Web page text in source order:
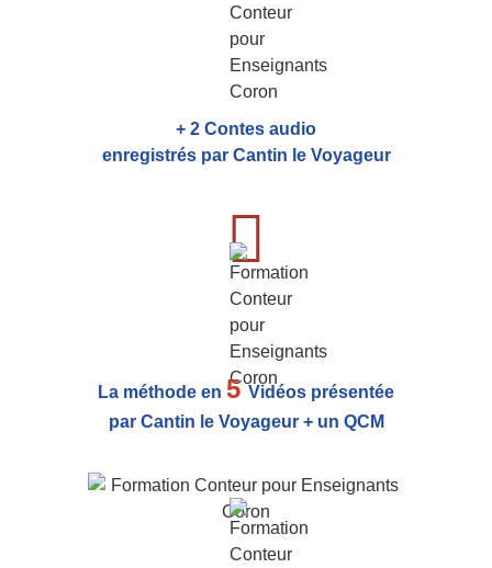
+ 2 Contes audio
enregistrés par Cantin le Voyageur
La méthode en 5Vidéos présentée
par Cantin le Voyageur + un QCM